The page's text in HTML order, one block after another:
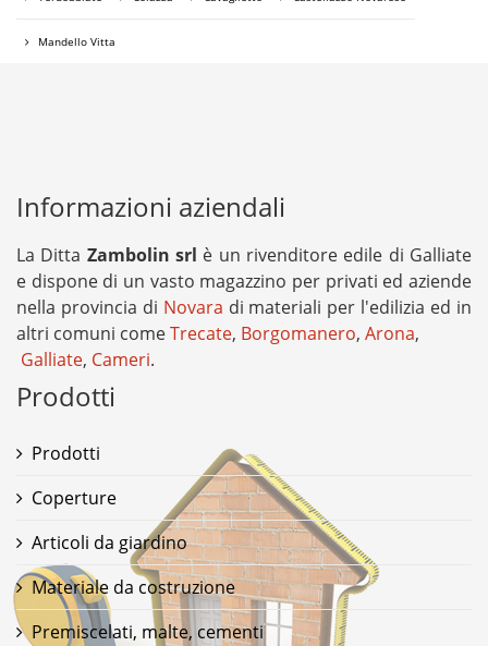
Mandello Vitta
Informazioni aziendali
La Ditta Zambolin srl è un rivenditore edile di Galliate
e dispone di un vasto magazzino per privati ed aziende
nella provincia di Novara di materiali per l'edilizia ed in
altri comuni comeTrecate, Borgomanero, Arona,
Galliate, Cameri.
Prodotti
Prodotti
Coperture
Articoli da giardino
Materiale da costruzione
Premiscelati, malte, cementi